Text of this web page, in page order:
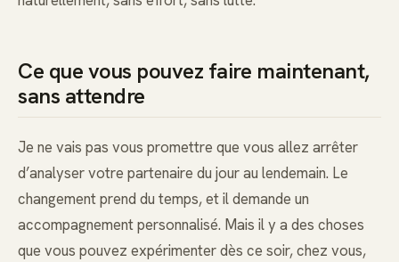
Ce que vous pouvez faire maintenant,
sans attendre
Je ne vais pas vous promettre que vous allez arrêter
d’analyser votre partenaire du jour au lendemain. Le
changement prend du temps, et il demande un
accompagnement personnalisé. Mais il y a des choses
que vous pouvez expérimenter dès ce soir, chez vous,